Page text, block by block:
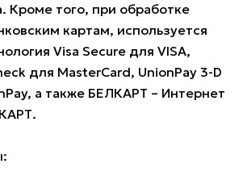
Кроме того, при обработке
картам, используется
Visa Secure для VISA,
для MasterCard, UnionPay 3-D
а также БЕЛКАРТ – Интернет